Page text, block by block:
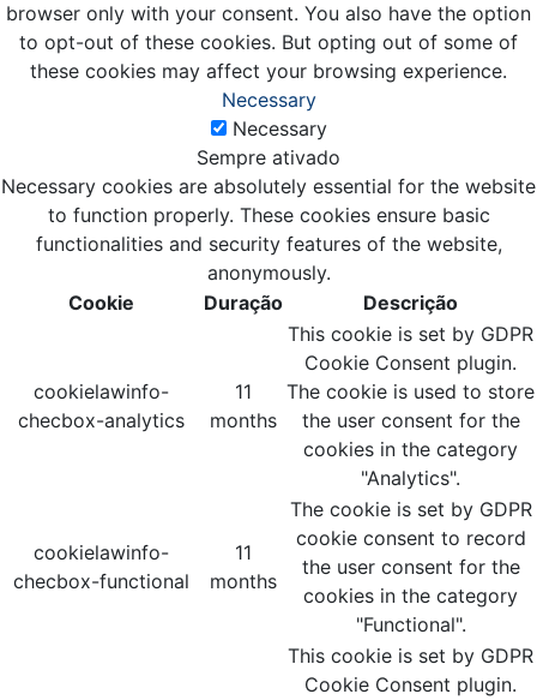
browser only with your consent. You also have the option
to opt-out of these cookies. But opting out of some of
these cookies may affect your browsing experience.
Necessary
Necessary
Sempre ativado
Necessary cookies are absolutely essential for the website
to function properly. These cookies ensure basic
functionalities and security features of the website,
anonymously.
Cookie
Duração Descrição
cookielawinfo-
checbox-analytics
11
months
This cookie is set by GDPR
Cookie Consent plugin.
The cookie is used to store
the user consent for the
cookies in the category
"Analytics".
cookielawinfo-
checbox-functional
11
months
The cookie is set by GDPR
cookie consent to record
the user consent for the
cookies in the category
"Functional".
This cookie is set by GDPR
Cookie Consent plugin.